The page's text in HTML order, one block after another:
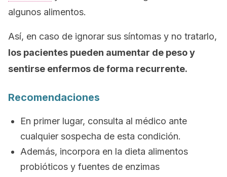
algunos alimentos.
Así, en caso de ignorar sus síntomas y no tratarlo,
los pacientes pueden aumentar de peso y
sentirse enfermos de forma recurrente.
Recomendaciones
En primer lugar, consulta al médico ante
cualquier sospecha de esta condición.
Además, incorpora en la dieta alimentos
probióticos y fuentes de enzimas